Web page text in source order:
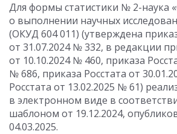
Для формы статистики № 2-наука
о выполнении научных
(ОКУД 604 011) (утверждена
от 31.07.2024№ 332, в редакции
от 10.10.2024№ 460, приказа
№ 686, приказа Росстата от
Росстата от 13.02.2025 № 61)
в электронном виде в
шаблоном от 19.12.2024,
04.03.2025.